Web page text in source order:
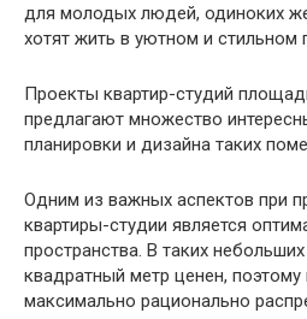
для молодых людей, одиноких
хотят жить в уютном и стильном
Проекты квартир-студий
предлагают множество
планировки и дизайна таких
Одним из важных аспектов при
квартиры-студии является
пространства. В таких
квадратный метр ценен,
максимально рационально